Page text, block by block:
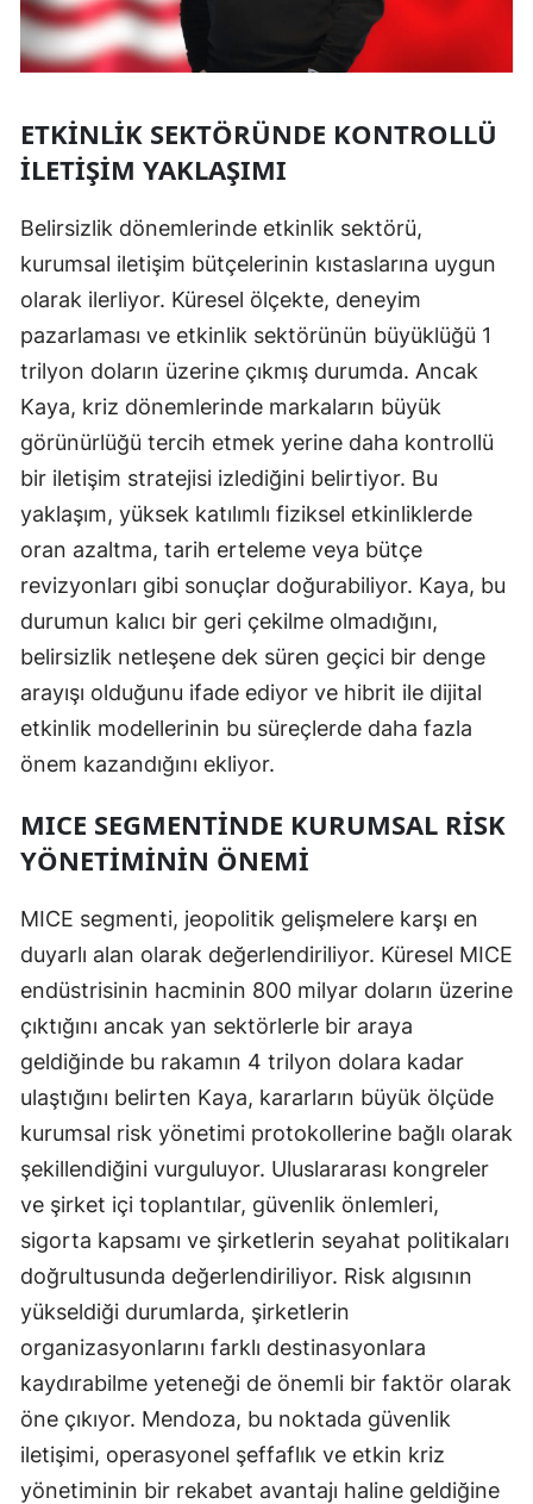
ETKINLIK SEKTÖRÜNDE KONTROLLÜ
İLETIŞIM YAKLAŞIMI
Belirsizlik dönemlerinde etkinlik sektörü,
kurumsal iletişim bütçelerinin kıstaslarına uygun
olarak ilerliyor. Küresel ölçekte, deneyim
pazarlaması ve etkinlik sektörünün büyüklüğü 1
trilyon doların üzerine çıkmış durumda. Ancak
Kaya, kriz dönemlerinde markaların büyük
görünürlüğü tercih etmek yerine daha kontrollü
bir iletişim stratejisi izlediğini belirtiyor. Bu
yaklaşım, yüksek katılımlı fiziksel etkinliklerde
oran azaltma, tarih erteleme veya bütçe
revizyonları gibi sonuçlar doğurabiliyor. Kaya, bu
durumun kalıcı bir geri çekilme olmadığını,
belirsizlik netleşene dek süren geçici bir denge
arayışı olduğunu ifade ediyor ve hibrit ile dijital
etkinlik modellerinin bu süreçlerde daha fazla
önem kazandığını ekliyor.
MICE SEGMENTINDE KURUMSAL RISK
YÖNETIMININ ÖNEMI
MICE segmenti, jeopolitik gelişmelere karşı en
duyarlı alan olarak değerlendiriliyor. Küresel MICE
endüstrisinin hacminin 800 milyar doların üzerine
çıktığını ancak yan sektörlerle bir araya
geldiğinde bu rakamın 4 trilyon dolara kadar
ulaştığını belirten Kaya, kararların büyük ölçüde
kurumsal risk yönetimi protokollerine bağlı olarak
şekillendiğini vurguluyor. Uluslararası kongreler
ve şirket içi toplantılar, güvenlik önlemleri,
sigorta kapsamı ve şirketlerin seyahat politikaları
doğrultusunda değerlendiriliyor. Risk algısının
yükseldiği durumlarda, şirketlerin
organizasyonlarını farklı destinasyonlara
kaydırabilme yeteneği de önemli bir faktör olarak
öne çıkıyor. Mendoza, bu noktada güvenlik
iletişimi, operasyonel şeffaflık ve etkin kriz
yönetiminin bir rekabet avantajı haline geldiğine